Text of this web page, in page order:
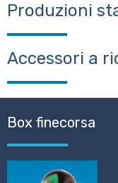
Box finecorsa
Produzioni
Accessori a